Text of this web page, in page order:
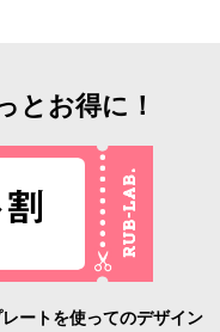
とお得に！
ートを使ってのデザイン